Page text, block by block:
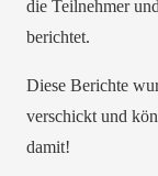
die Teilnehmer
berichtet.
Diese Berichte
verschickt und
damit!